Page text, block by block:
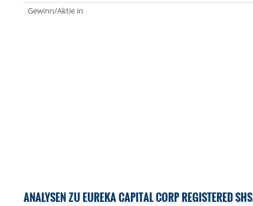
Gewinn/Aktie in
ANALYSEN ZU EUREKA CAPITAL CORP REGISTERED SHS